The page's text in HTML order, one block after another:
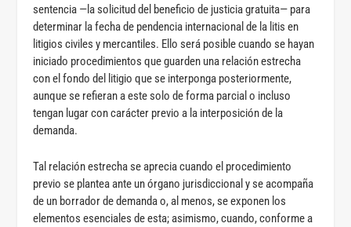
sentencia —la solicitud del beneficio de justicia gratuita— para
determinar la fecha de pendencia internacional de la litis en
litigios civiles y mercantiles. Ello será posible cuando se hayan
iniciado procedimientos que guarden una relación estrecha
con el fondo del litigio que se interponga posteriormente,
aunque se refieran a este solo de forma parcial o incluso
tengan lugar con carácter previo a la interposición de la
demanda.
Tal relación estrecha se aprecia cuando el procedimiento
previo se plantea ante un órgano jurisdiccional y se acompaña
de un borrador de demanda o, al menos, se exponen los
elementos esenciales de esta; asimismo, cuando, conforme a